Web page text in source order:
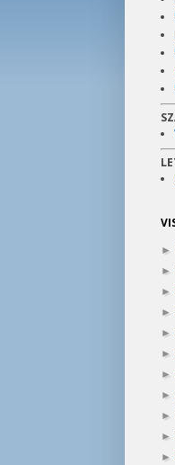
►
►
►
►
►
►
►
►
►
►
►